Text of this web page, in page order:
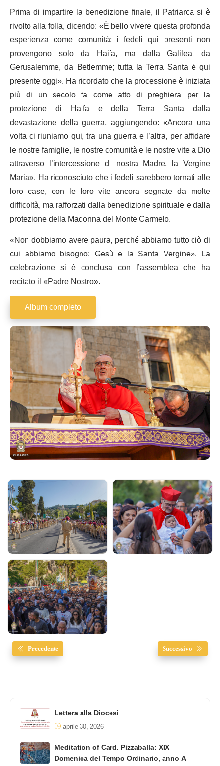
Prima di impartire la benedizione finale, il Patriarca si è
rivolto alla folla, dicendo: «È bello vivere questa profonda
esperienza come comunità; i fedeli qui presenti non
provengono solo da Haifa, ma dalla Galilea, da
Gerusalemme, da Betlemme; tutta la Terra Santa è qui
presente oggi». Ha ricordato che la processione è iniziata
più di un secolo fa come atto di preghiera per la
protezione di Haifa e della Terra Santa dalla
devastazione della guerra, aggiungendo: «Ancora una
volta ci riuniamo qui, tra una guerra e l’altra, per affidare
le nostre famiglie, le nostre comunità e le nostre vite a Dio
attraverso l’intercessione di nostra Madre, la Vergine
Maria». Ha riconosciuto che i fedeli sarebbero tornati alle
loro case, con le loro vite ancora segnate da molte
difficoltà, ma rafforzati dalla benedizione spirituale e dalla
protezione della Madonna del Monte Carmelo.
«Non dobbiamo avere paura, perché abbiamo tutto ciò di
cui abbiamo bisogno: Gesù e la Santa Vergine». La
celebrazione si è conclusa con l’assemblea che ha
recitato il «Padre Nostro».
Album completo
Precedente Successivo
Lettera alla Diocesi
aprile 30, 2026
Meditation of Card. Pizzaballa: XIX
Domenica del Tempo Ordinario, anno A